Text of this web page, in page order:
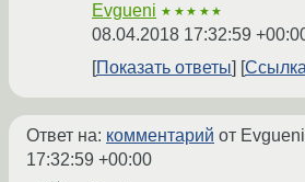
Evgueni ★★★★★
08.04.2018 17:32:59
Показать ответы Ссылка
Ответ на: комментарий от Evgueni
17:32:59 +00:00